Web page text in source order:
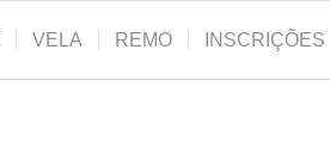
VELA REMO INSCRIÇÕES